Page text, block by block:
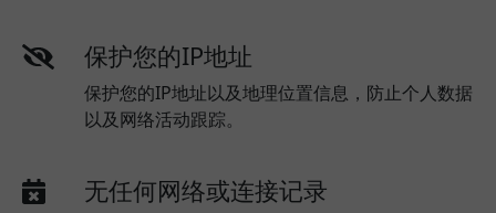
保护您的IP地址
保护您的IP地址以及地理位置信息，防止个人数据
以及网络活动跟踪。
无任何网络或连接记录